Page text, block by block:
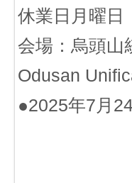
休業日月曜日
会場：烏頭山
Odusan
●2025年7月